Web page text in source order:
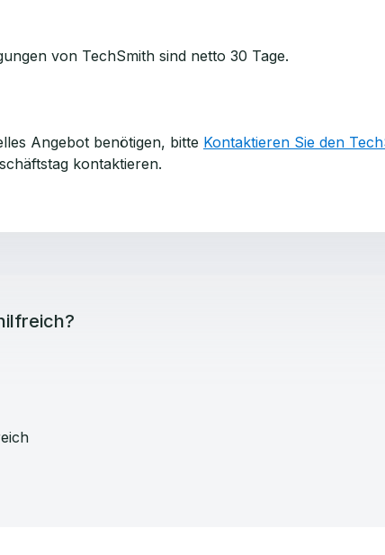
von TechSmith sind netto 30 Tage.
Angebot benötigen, bitte Kontaktieren Sie den
kontaktieren.